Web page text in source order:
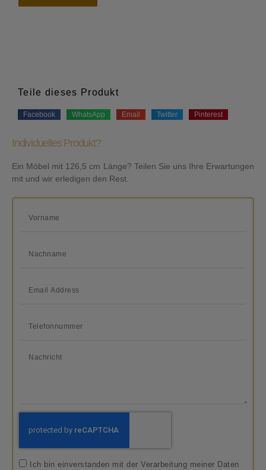
Teile dieses Produkt
Facebook WhatsApp Email Twitter Pinterest
Individuelles Produkt?
Ein Möbel mit 126,5 cm Länge? Teilen Sie uns Ihre Erwartungen
mit und wir erledigen den Rest.
Ich bin einverstanden mit der Verarbeitung meiner Daten